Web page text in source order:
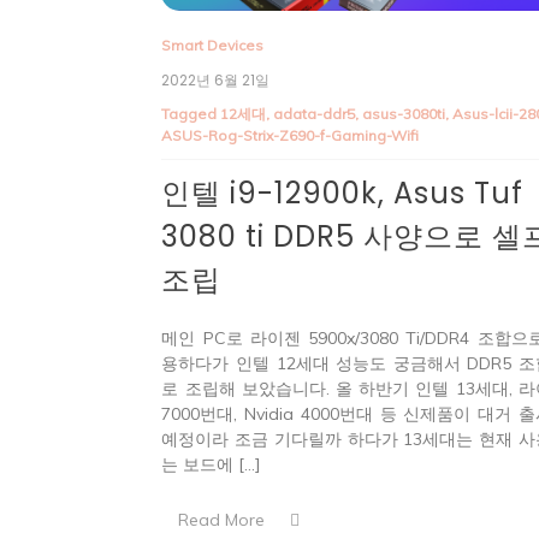
Smart Devices
2022년 6월 21일
Tagged 12세대, adata-ddr5, asus-3080ti, Asus-lcii-
ASUS-Rog-Strix-Z690-f-Gaming-Wifi
인텔 i9-12900k, Asus Tuf
3080 ti DDR5 사양으로 셀
조립
메인 PC로 라이젠 5900x/3080 Ti/DDR4 조합으
용하다가 인텔 12세대 성능도 궁금해서 DDR5 조
로 조립해 보았습니다. 올 하반기 인텔 13세대, 라
7000번대, Nvidia 4000번대 등 신제품이 대거 출
예정이라 조금 기다릴까 하다가 13세대는 현재 사
는 보드에 […]
Read More